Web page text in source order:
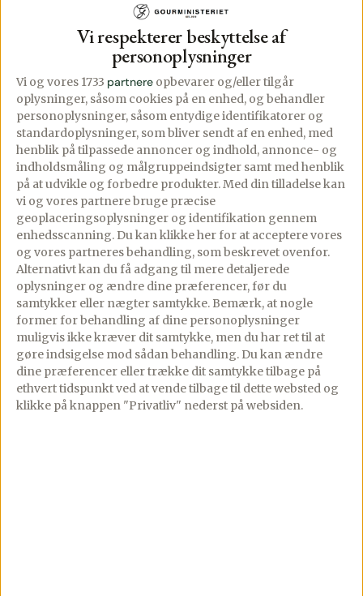
Vi respekterer beskyttelse af
personoplysninger
Vi og vores 1733 partnere opbevarer og/eller tilgår
oplysninger, såsom cookies på en enhed, og behandler
personoplysninger, såsom entydige identifikatorer og
standardoplysninger, som bliver sendt af en enhed, med
henblik på tilpassede annoncer og indhold, annonce- og
indholdsmåling og målgruppeindsigter samt med henblik
på at udvikle og forbedre produkter.Med din tilladelse kan
vi og vores partnere bruge præcise
geoplaceringsoplysninger og identifikation gennem
enhedsscanning. Du kan klikke her for at acceptere vores
og vores partneres behandling, som beskrevet ovenfor.
Alternativt kan du få adgang til mere detaljerede
oplysninger og ændre dine præferencer, før du
samtykker eller nægter samtykke. Bemærk, at nogle
former for behandling af dine personoplysninger
muligvis ikke kræver dit samtykke, men du har ret til at
gøre indsigelse mod sådan behandling. Du kan ændre
dine præferencer eller trække dit samtykke tilbage på
ethvert tidspunkt ved at vende tilbage til dette websted og
klikke på knappen "Privatliv" nederst på websiden.
Kommentar
Disse crostini med
carpaccio og parmesan
mayo er den ultimative
appetizer til enhver
festlig lejlighed. Sprøde
brødskiver toppes med
carpaccio, […]
Se mere
09/06/2024
Klassisk carpaccio med
parmesan og rucola er en
elegant og smagfuld ret,
der kan samles på ingen
tid. Den er […]